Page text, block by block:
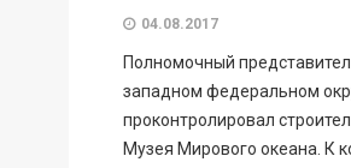
04.08.2017
Полномочный
западном федеральном
проконтролировал
Музея Мирового океана. К